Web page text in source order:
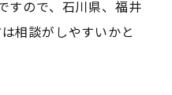
すので、石川県、福井
相談がしやすいかと